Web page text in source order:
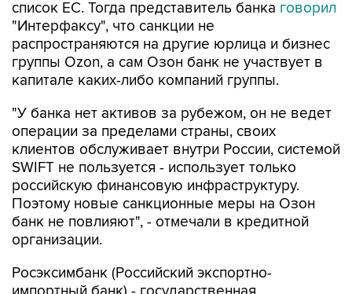
список ЕС. Тогда представитель банка говорил
"Интерфаксу", что санкции не
распространяются на другие юрлица и бизнес
группы Ozon, а сам Озон банк не участвует в
капитале каких-либо компаний группы.
"У банка нет активов за рубежом, он не ведет
операции за пределами страны, своих
клиентов обслуживает внутри России, системой
SWIFT не пользуется - использует только
российскую финансовую инфраструктуру.
Поэтому новые санкционные меры на Озон
банк не повлияют", - отмечали в кредитной
организации.
Росэксимбанк (Российский экспортно-